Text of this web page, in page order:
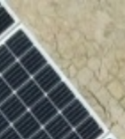
最新消息 永